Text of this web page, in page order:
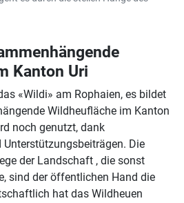
Kanton Uri
«Wildi» am Rophaien, es bildet
Wildheufläche im Kanton
noch genutzt, dank
Die
der Landschaft , die sonst
sind der öffentlichen Hand die
hat das Wildheuen